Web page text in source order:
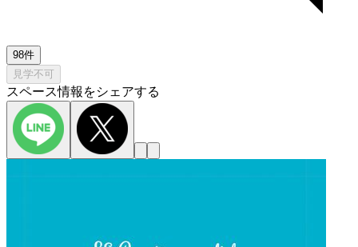
98件
見学不可
スペース情報をシェアする